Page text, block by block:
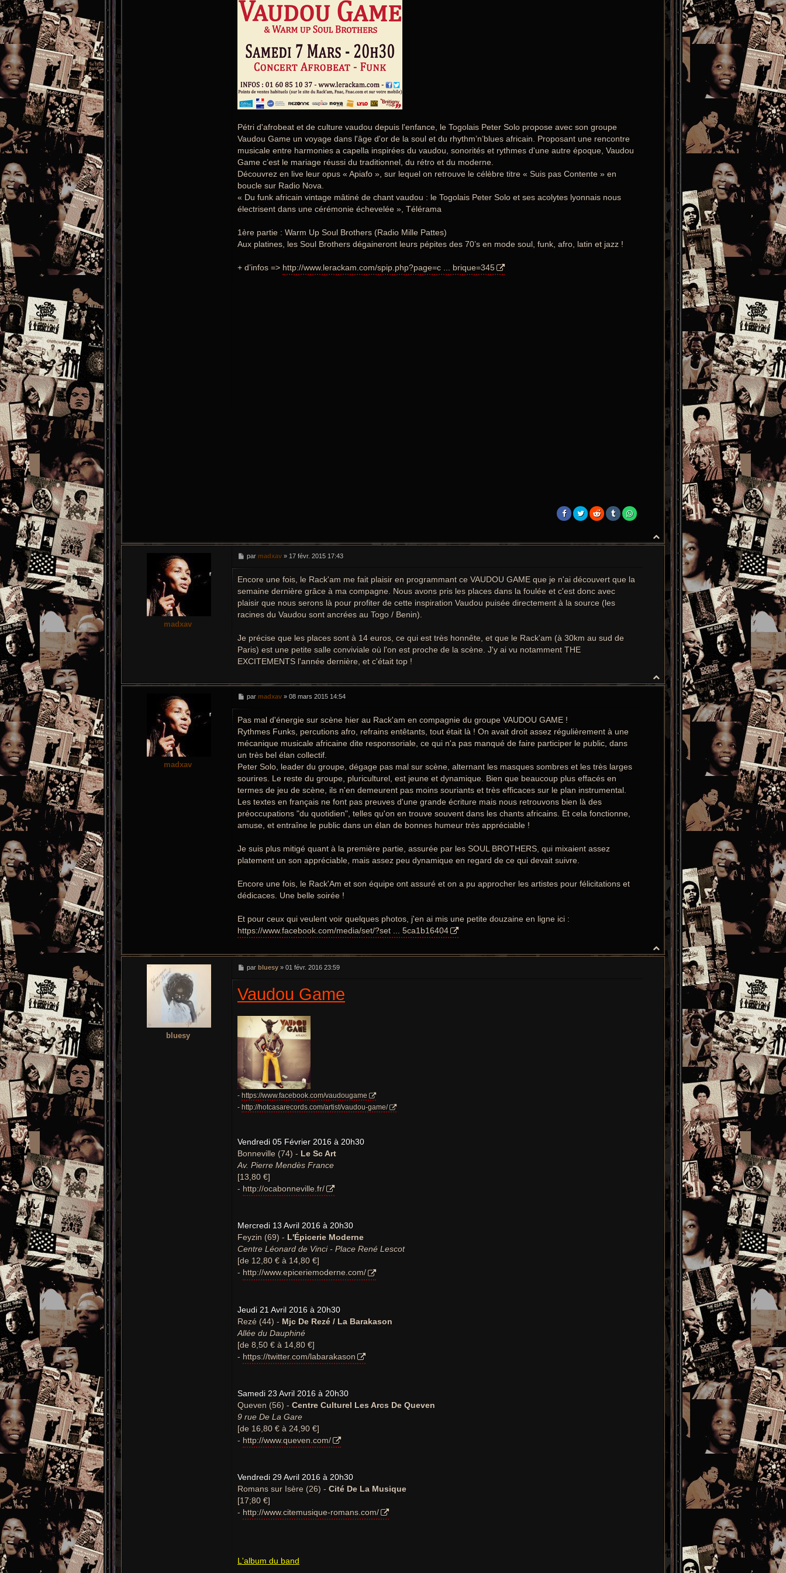
Pétri d'afrobeat et de culture vaudou depuis l'enfance, le Togolais Peter Solo propose avec son groupe
Vaudou Game un voyage dans l'âge d'or de la soul et du rhythm’n’blues africain. Proposant une rencontre
musicale entre harmonies a capella inspirées du vaudou, sonorités et rythmes d'une autre époque, Vaudou
Game c’est le mariage réussi du traditionnel, du rétro et du moderne.
Découvrez en live leur opus « Apiafo », sur lequel on retrouve le célèbre titre « Suis pas Contente » en
boucle sur Radio Nova.
« Du funk africain vintage mâtiné de chant vaudou : le Togolais Peter Solo et ses acolytes lyonnais nous
électrisent dans une cérémonie échevelée », Télérama
1ère partie : Warm Up Soul Brothers (Radio Mille Pattes)
Aux platines, les Soul Brothers dégaineront leurs pépites des 70’s en mode soul, funk, afro, latin et jazz !
+ d’infos => http://www.lerackam.com/spip.php?page=c ... brique=345
a
madxav
M
s
g
e
par madxav» 17 févr. 2015 17:43
Encore une fois, le Rack'am me fait plaisir en programmant ce VAUDOU GAME que je n'ai découvert que la
semaine dernière grâce à ma compagne. Nous avons pris les places dans la foulée et c'est donc avec
plaisir que nous serons là pour profiter de cette inspiration Vaudou puisée directement à la source (les
racines du Vaudou sont ancrées au Togo / Benin).
Je précise que les places sont à 14 euros, ce qui est très honnête, et que le Rack'am (à 30km au sud de
Paris) est une petite salle conviviale où l'on est proche de la scène. J'y ai vu notamment THE
EXCITEMENTS l'année dernière, et c'était top !
H
a
madxav
M
s
g
e
par madxav» 08 mars 2015 14:54
Pas mal d'énergie sur scène hier au Rack'am en compagnie du groupe VAUDOU GAME !
Rythmes Funks, percutions afro, refrains entêtants, tout était là ! On avait droit assez régulièrement à une
mécanique musicale africaine dite responsoriale, ce qui n'a pas manqué de faire participer le public, dans
un très bel élan collectif.
Peter Solo, leader du groupe, dégage pas mal sur scène, alternant les masques sombres et les très larges
sourires. Le reste du groupe, pluriculturel, est jeune et dynamique. Bien que beaucoup plus effacés en
termes de jeu de scène, ils n'en demeurent pas moins souriants et très efficaces sur le plan instrumental.
Les textes en français ne font pas preuves d'une grande écriture mais nous retrouvons bien là des
préoccupations "du quotidien", telles qu'on en trouve souvent dans les chants africains. Et cela fonctionne,
amuse, et entraîne le public dans un élan de bonnes humeur très appréciable !
Je suis plus mitigé quant à la première partie, assurée par les SOUL BROTHERS, qui mixaient assez
platement un son appréciable, mais assez peu dynamique en regard de ce qui devait suivre.
Encore une fois, le Rack'Am et son équipe ont assuré et on a pu approcher les artistes pour félicitations et
dédicaces. Une belle soirée !
Et pour ceux qui veulent voir quelques photos, j'en ai mis une petite douzaine en ligne ici :
https://www.facebook.com/media/set/?set ... 5ca1b16404
a
bluesy
M
s
a
g
par bluesy» 01 févr. 2016 23:59
Vaudou Game
- https://www.facebook.com/vaudougame
- http://hotcasarecords.com/artist/vaudou-game/
Vendredi 05 Février 2016 à 20h30
Bonneville (74) - Le Sc Art
Av. Pierre Mendès France
[13,80 €]
- http://ocabonneville.fr/
Mercredi 13 Avril 2016 à 20h30
Feyzin (69) - L'Épicerie Moderne
Centre Léonard de Vinci - Place René Lescot
[de 12,80 € à 14,80 €]
- http://www.epiceriemoderne.com/
Jeudi 21 Avril 2016 à 20h30
Rezé (44) - Mjc De Rezé / La Barakason
Allée du Dauphiné
[de 8,50 € à 14,80 €]
- https://twitter.com/labarakason
Samedi 23 Avril 2016 à 20h30
Queven (56) - Centre Culturel Les Arcs De Queven
9 rue De La Gare
[de 16,80 € à 24,90 €]
- http://www.queven.com/
Vendredi 29 Avril 2016 à 20h30
Romans sur Isère (26) - Cité De La Musique
[17;80 €]
- http://www.citemusique-romans.com/
L'album du band